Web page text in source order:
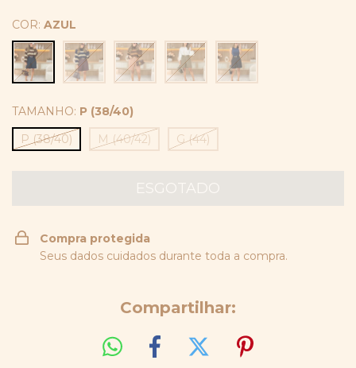
COR: AZUL
TAMANHO: P (38/40)
P (38/40)
M (40/42) G (44)
Compra protegida
Seus dados cuidados durante toda a compra.
Compartilhar: